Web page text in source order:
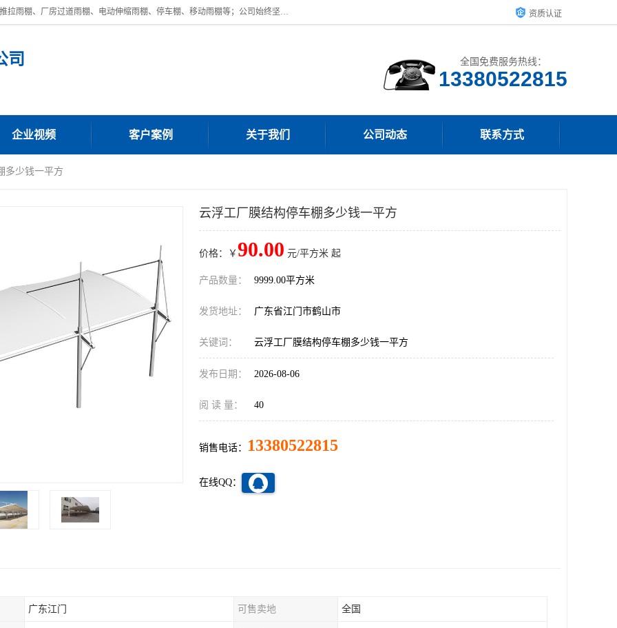
广东鼎新钢结构工程有限公司是一家制作大型电动雨棚厂家;主营：电动推拉雨棚、厂房过道雨棚、电动伸缩雨棚、停车棚、移动雨棚等；公司始终坚持结构创新,品质优越,美观形象,且售后服务好。公司充分吸纳当今休闲用品的前端技术和风格,为您带来质价相宜,时尚典雅的各种户外用品, 资质认证
司 全国免费服务热线：
13380522815
企业视频 客户案例 关于我们 公司动态 联系方式
多少钱一平方
云浮工厂膜结构停车棚多少钱一平方
价格：￥ 90.00 元/平方米 起
产品数量： 9999.00平方米
发货地址： 广东省江门市鹤山市
关键词： 云浮工厂膜结构停车棚多少钱一平方
发布日期： 2026-08-06
阅 读 量： 40
销售电话： 13380522815
在线QQ：
广东江门 可售卖地 全国